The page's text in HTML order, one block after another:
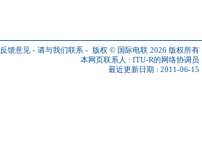
反馈意见 - 请与我们联系 - 版权 © 国际电联 2026 版权所有
本网页联系人 : ITU-R的网络协调员
最近更新日期 : 2011-06-15